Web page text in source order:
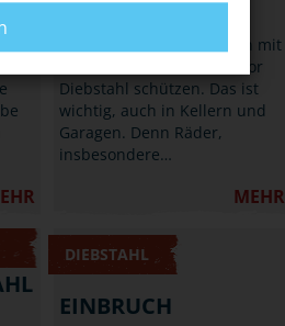
Du kannst Dein Rad schon mit
den einfachsten Mitteln vor
Diebstahl schützen. Das ist
wichtig, auch in Kellern und
Garagen. Denn Räder,
insbesondere…
MEHR
DIEBSTAHL
EINBRUCH